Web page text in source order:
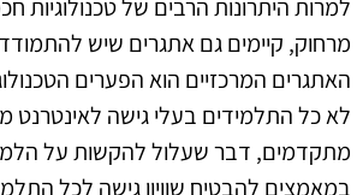
למרות היתרונות הרבים של טכנולוגיות
מרחוק, קיימים גם אתגרים שיש
האתגרים המרכזיים הוא הפערים
לא כל התלמידים בעלי גישה לאינטרנט
מתקדמים, דבר שעלול להקשות על
במאמצים להבטיח שוויון גישה לכל